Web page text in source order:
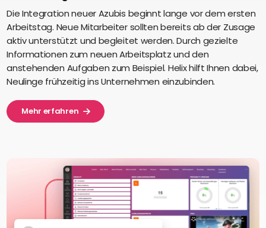
Die Integration neuer Azubis beginnt lange vor dem ersten
Arbeitstag. Neue Mitarbeiter sollten bereits ab der Zusage
aktiv unterstützt und begleitet werden. Durch gezielte
Informationen zum neuen Arbeitsplatz und den
anstehenden Aufgaben zum Beispiel. Helix hilft Ihnen dabei,
Neulinge frühzeitig ins Unternehmen einzubinden.
Mehr erfahren